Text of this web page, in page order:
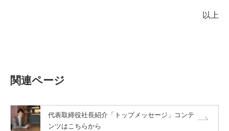
以上
関連ページ
代表取締役社長紹介「トップメッセージ」コンテ
ンツはこちらから